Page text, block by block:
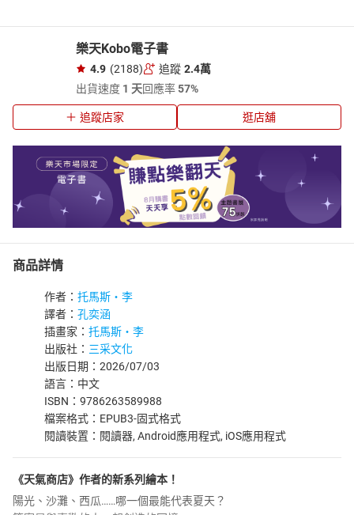
樂天Kobo電子書
4.9 (2188) 追蹤 2.4萬
出貨速度 1 天回應率57%
追蹤店家 逛店舖
商品詳情
作者： 托馬斯‧李
譯者： 孔奕涵
插畫家： 托馬斯‧李
出版社： 三采文化
出版日期：2026/07/03
語言：中文
ISBN：9786263589988
檔案格式：EPUB3-固式格式
閱讀裝置：閱讀器, Android應用程式, iOS應用程式
《天氣商店》作者的新系列繪本！
陽光、沙灘、西瓜……哪一個最能代表夏天？